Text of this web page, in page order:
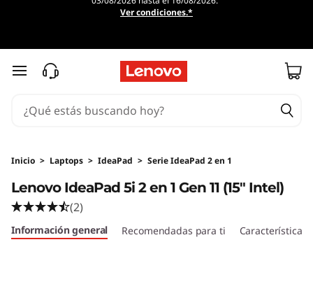
Ver condiciones.*
Ir al contenido principal
Inicio > Laptops > IdeaPad > Serie IdeaPad 2 en 1
Lenovo IdeaPad 5i 2 en 1 Gen 11 (15" Intel)
(2)
Información general Recomendadas para ti Características